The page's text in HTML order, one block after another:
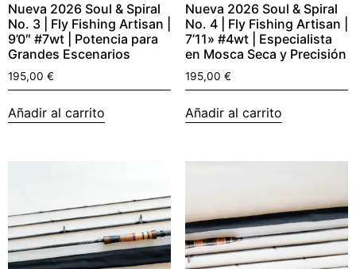
Nueva 2026 Soul & Spiral
No. 3 | Fly Fishing Artisan |
9’0″ #7wt | Potencia para
Grandes Escenarios
195,00 €
Añadir al carrito
Nueva 2026 Soul & Spiral
No. 4 | Fly Fishing Artisan |
7’11» #4wt | Especialista
en Mosca Seca y Precisión
195,00 €
Añadir al carrito